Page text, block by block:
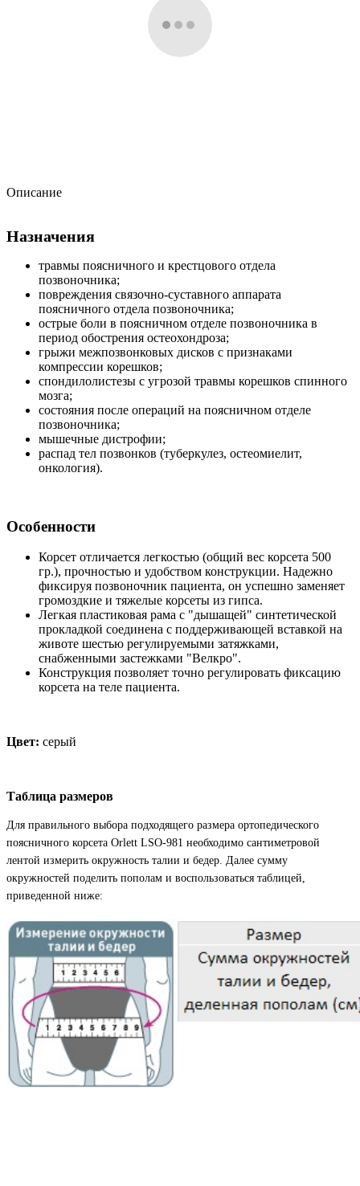
Описание
Назначения
травмы поясничного и крестцового отдела
позвоночника;
повреждения связочно-суставного аппарата
поясничного отдела позвоночника;
острые боли в поясничном отделе позвоночника в
период обострения остеохондроза;
грыжи межпозвонковых дисков с признаками
компрессии корешков;
спондилолистезы с угрозой травмы корешков спинного
мозга;
состояния после операций на поясничном отделе
позвоночника;
мышечные дистрофии;
распад тел позвонков (туберкулез, остеомиелит,
онкология).
Особенности
Корсет отличается легкостью (общий вес корсета 500
гр.), прочностью и удобством конструкции. Надежно
фиксируя позвоночник пациента, он успешно заменяет
громоздкие и тяжелые корсеты из гипса.
Легкая пластиковая рама с "дышащей" синтетической
прокладкой соединена с поддерживающей вставкой на
животе шестью регулируемыми затяжками,
снабженными застежками "Велкро".
Конструкция позволяет точно регулировать фиксацию
корсета на теле пациента.
Цвет: серый
Таблица размеров
Для правильного выбора подходящего размера ортопедического
поясничного корсета Orlett LSO-981 необходимо сантиметровой
лентой измерить окружность талии и бедер. Далее сумму
окружностей поделить пополам и воспользоваться таблицей,
приведенной ниже: